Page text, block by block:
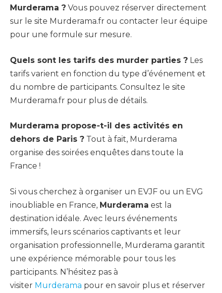
Murderama ? Vous pouvez réserver directement
sur le site Murderama.fr ou contacter leur équipe
pour une formule sur mesure.
Quels sont les tarifs des murder parties ? Les
tarifs varient en fonction du type d’événement et
du nombre de participants. Consultez le site
Murderama.fr pour plus de détails.
Murderama propose-t-il des activités en
dehors de Paris ? Tout à fait, Murderama
organise des soirées enquêtes dans toute la
France !
Si vous cherchez à organiser un EVJF ou un EVG
inoubliable en France, Murderama est la
destination idéale. Avec leurs événements
immersifs, leurs scénarios captivants et leur
organisation professionnelle, Murderama garantit
une expérience mémorable pour tous les
participants. N’hésitez pas à
visiter Murderama pour en savoir plus et réserver